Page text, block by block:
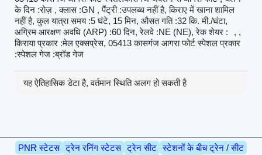
के दिन :रोज़ , क्लास :GN , पैंट्री :उपलब्ध नहीं है, किराए में खाना शामिल
नहीं है, कुल यात्रा समय :5 घंटे, 15 मिन, औसत गति :32 कि. मी./घंटा,
अग्रिम आरक्षण अवधि (ARP) :60 दिन, रेलवे :NE (NE), रेक शेयर :
, ,
किराया प्रकार :मेल एक्सप्रेस, 05413 कासगंज आगरा फोर्ट स्पेशल प्रकार
:स्पेशल गेज :ब्रॉड गेज
यह ऐतिहासिक डेटा है, वर्तमान स्थिति अलग हो सकती है
PNR स्टेटस ट्रेन रनिंग स्टेटस ट्रेन सीट स्टेशनों के बीच ट्रेन / सीट